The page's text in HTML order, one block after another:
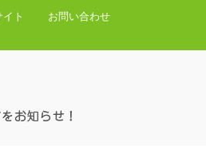
ト お問い合わせ